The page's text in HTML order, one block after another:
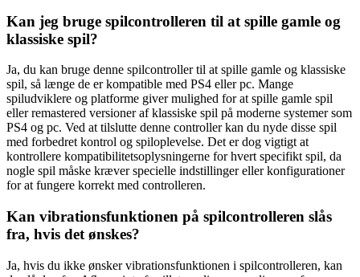
Kan jeg bruge spilcontrolleren til at spille gamle og
klassiske spil?
Ja, du kan bruge denne spilcontroller til at spille gamle og klassiske
spil, så længe de er kompatible med PS4 eller pc. Mange
spiludviklere og platforme giver mulighed for at spille gamle spil
eller remastered versioner af klassiske spil på moderne systemer som
PS4 og pc. Ved at tilslutte denne controller kan du nyde disse spil
med forbedret kontrol og spiloplevelse. Det er dog vigtigt at
kontrollere kompatibilitetsoplysningerne for hvert specifikt spil, da
nogle spil måske kræver specielle indstillinger eller konfigurationer
for at fungere korrekt med controlleren.
Kan vibrationsfunktionen på spilcontrolleren slås
fra, hvis det ønskes?
Ja, hvis du ikke ønsker vibrationsfunktionen i spilcontrolleren, kan